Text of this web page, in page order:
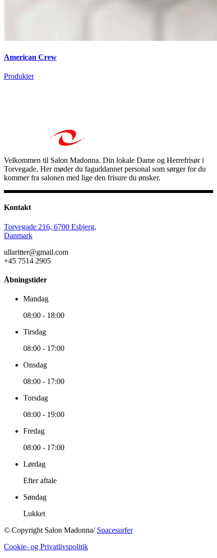
American Crew
Produkter
Velkommen til Salon Madonna. Din lokale Dame og Herrefrisør i
Torvegade. Her møder du faguddannet personal som sørger for du
kommer fra salonen med lige den frisure du ønsker.
Kontakt
Torvegade 216, 6700 Esbjerg,
Danmark
ullaritter@gmail.com
+45 7514 2905
Åbningstider
Mandag
08:00 - 18:00
Tirsdag
08:00 - 17:00
Onsdag
08:00 - 17:00
Torsdag
08:00 - 19:00
Fredag
08:00 - 17:00
Lørdag
Efter aftale
Søndag
Lukket
© Copyright Salon Madonna/ Spacesurfer
Cookie- og Privatlivspolitik